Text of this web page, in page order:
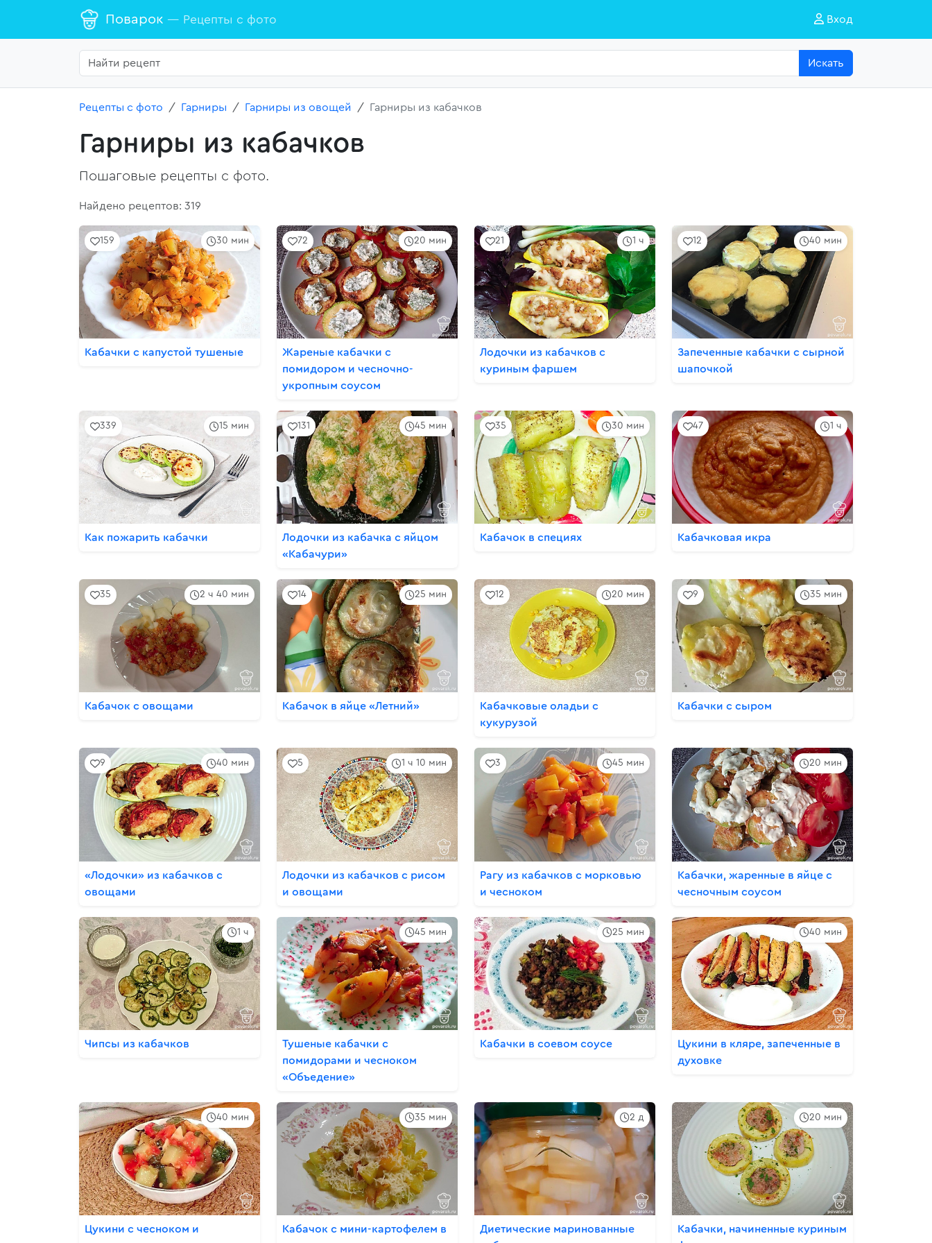
Поварок — Рецепты с фото Вход
Искать
Рецепты с фото Гарниры Гарниры из овощей Гарниры из кабачков
Гарниры из кабачков
Пошаговые рецепты с фото.
Найдено рецептов: 319
30 мин
159
Кабачки с капустой тушеные
20 мин
72
Жареные кабачки с
помидором и чесночно-
укропным соусом
1 ч
21
Лодочки из кабачков с
куриным фаршем
40 мин
12
Запеченные кабачки с сырной
шапочкой
15 мин
339
Как пожарить кабачки
45 мин
131
Лодочки из кабачка с яйцом
«Кабачури»
30 мин
35
Кабачок в специях
1 ч
47
Кабачковая икра
2 ч 40 мин
35
Кабачок с овощами
25 мин
14
Кабачок в яйце «Летний»
20 мин
12
Кабачковые оладьи с
кукурузой
35 мин
9
Кабачки с сыром
40 мин
9
«Лодочки» из кабачков с
овощами
1 ч 10 мин
5
Лодочки из кабачков с рисом
и овощами
45 мин
3
Рагу из кабачков с морковью
и чесноком
20 мин
Кабачки, жаренные в яйце с
чесночным соусом
1 ч
Чипсы из кабачков
45 мин
Тушеные кабачки с
помидорами и чесноком
«Объедение»
25 мин
Кабачки в соевом соусе
40 мин
Цукини в кляре, запеченные в
духовке
40 мин
Цукини с чесноком и
35 мин
Кабачок с мини-картофелем в
2 д
Диетические маринованные
20 мин
Кабачки, начиненные куриным